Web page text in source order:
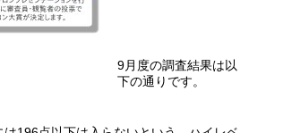
9月度の調査結果は以
下の通りです。